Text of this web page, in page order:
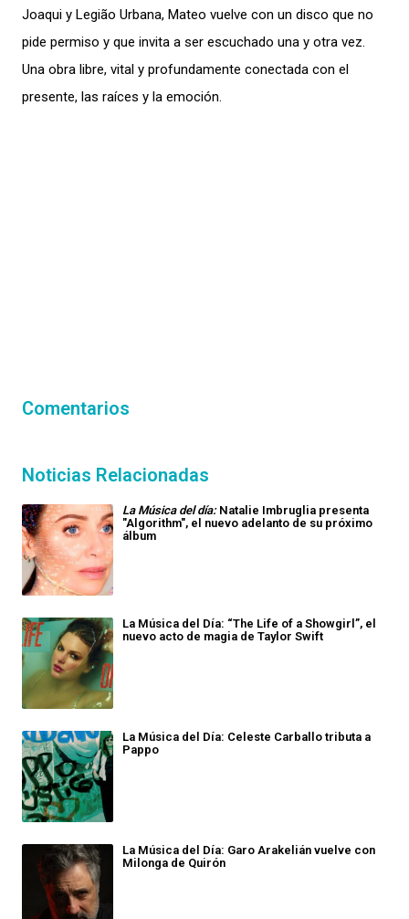
Joaqui y Legião Urbana, Mateo vuelve con un disco que no
pide permiso y que invita a ser escuchado una y otra vez.
Una obra libre, vital y profundamente conectada con el
presente, las raíces y la emoción.
Comentarios
Noticias Relacionadas
La Música del día:Natalie Imbruglia presenta
"Algorithm", el nuevo adelanto de su próximo
álbum
La Música del Día: “The Life of a Showgirl”, el
nuevo acto de magia de Taylor Swift
La Música del Día: Celeste Carballo tributa a
Pappo
La Música del Día: Garo Arakelián vuelve con
Milonga de Quirón